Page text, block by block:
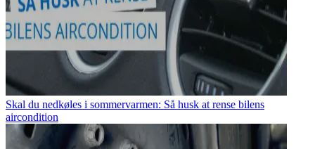
Skal du nedkøles i sommervarmen: Så husk at rense bilens
aircondition